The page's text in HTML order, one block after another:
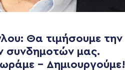
Θα τιμήσουμε την
συνδημοτών μας.
– Δημιουργούμε!